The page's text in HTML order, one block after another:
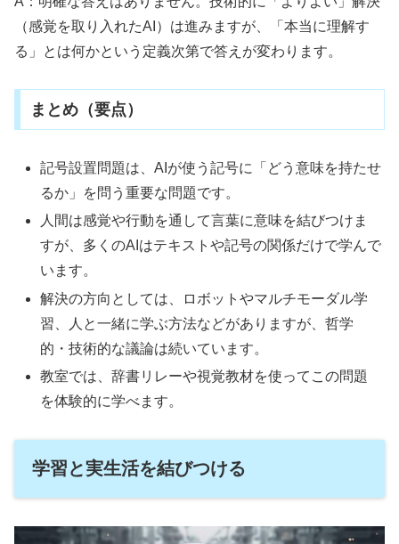
（感覚を取り入れたAI）は進みますが、「本当に理解す
る」とは何かという定義次第で答えが変わります。
まとめ（要点）
記号設置問題は、AIが使う記号に「どう意味を持たせ
るか」を問う重要な問題です。
人間は感覚や行動を通して言葉に意味を結びつけま
すが、多くのAIはテキストや記号の関係だけで学んで
います。
解決の方向としては、ロボットやマルチモーダル学
習、人と一緒に学ぶ方法などがありますが、哲学
的・技術的な議論は続いています。
教室では、辞書リレーや視覚教材を使ってこの問題
を体験的に学べます。
学習と実生活を結びつける